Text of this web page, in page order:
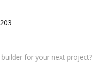
for your next project?